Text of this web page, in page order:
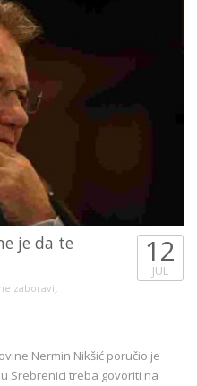
je da te
zaboravi,
12
JUL
Nermin Nikšić poručio je
Srebrenici treba govoriti na